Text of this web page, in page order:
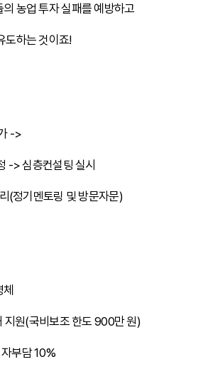
농업 투자 실패를 예방하고
도하는 것이죠!
->
-> 심층컨설팅 실시
(정기멘토링 및 방문자문)
체
지원(국비보조 한도 900만 원)
부담 10%